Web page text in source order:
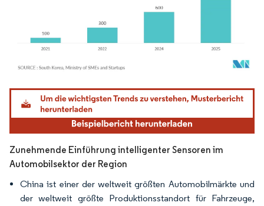
Bild © Mordor Intelligence. Wiederverwendung erfordert Namensnennung gemäß
Zunehmende Einführung intelligenter Sensoren im
Automobilsektor der Region
China ist einer der weltweit größten Automobilmärkte und
der weltweit größte Produktionsstandort für Fahrzeuge,